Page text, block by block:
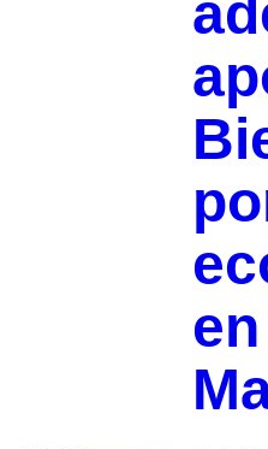
en